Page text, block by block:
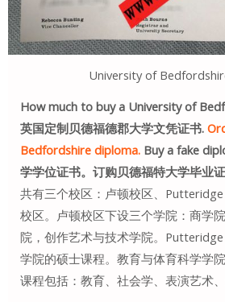
University of
How much to buy a University of
英国定制贝德福德郡大学文凭证书.
Bedfordshire diploma.Buy a fake
学学位证书。订购贝德福特大学毕业证
共有三个校区：卢顿校区、
校区。卢顿校区下设三个学院：商学
院，创作艺术与技术学院。
学院的硕士课程。教育与体育科学学
课程包括：教育、社会学、表演艺术、